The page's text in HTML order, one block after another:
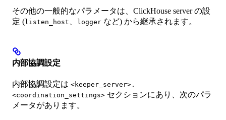
その他の一般的なパラメータは、ClickHouse server の設
定 (listen_host logger など) から継承されます。
内部協調設定
内部協調設定は <keeper_server>.
<coordination_settings> セクションにあり、次のパラ
メータがあります。